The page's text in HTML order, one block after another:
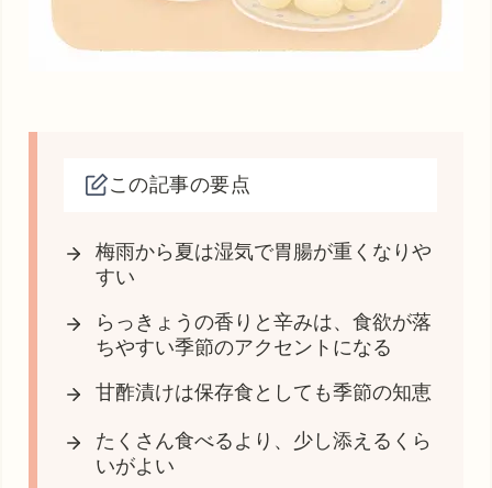
この記事の要点
梅雨から夏は湿気で胃腸が重くなりや
すい
らっきょうの香りと辛みは、食欲が落
ちやすい季節のアクセントになる
甘酢漬けは保存食としても季節の知恵
たくさん食べるより、少し添えるくら
いがよい